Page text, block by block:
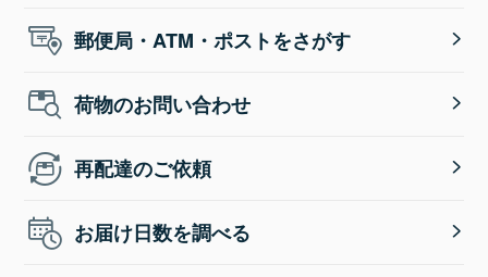
郵便局・ATM・ポストをさがす
荷物のお問い合わせ
再配達のご依頼
お届け日数を調べる